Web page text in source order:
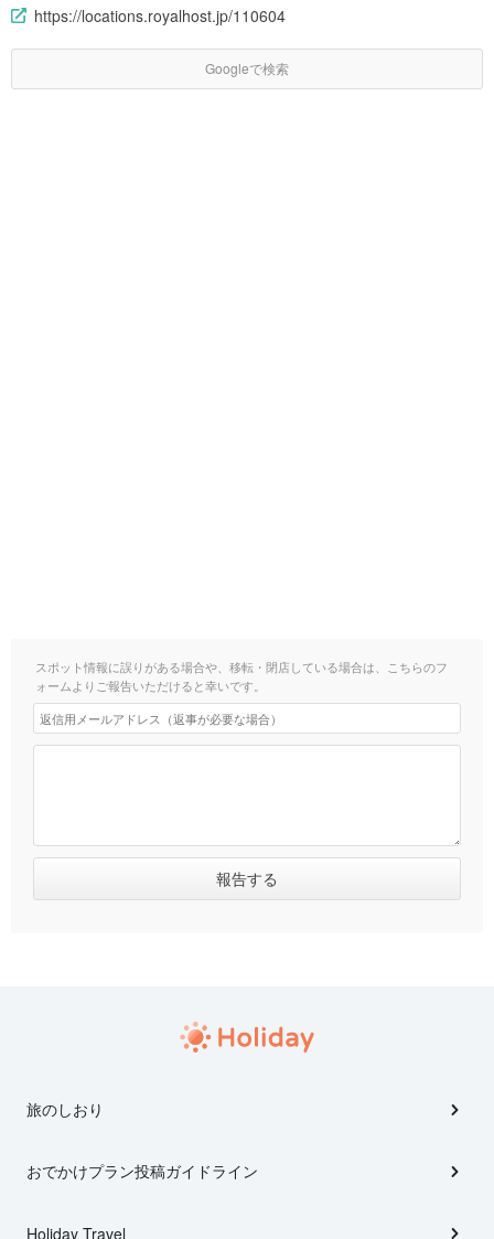
https://locations.royalhost.jp/110604
Googleで検索
スポット情報に誤りがある場合や、移転・閉店している場合は、こちらのフ
ォームよりご報告いただけると幸いです。
旅のしおり
おでかけプラン投稿ガイドライン
Holiday Travel